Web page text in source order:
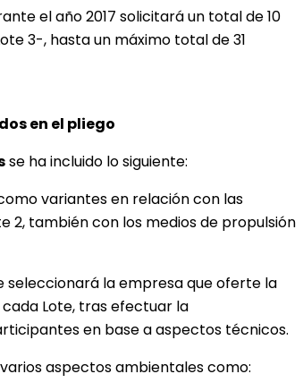
el año 2017 solicitará un total de 10
3-, hasta un máximo total de 31
en el pliego
se ha incluido lo siguiente:
variantes en relación con las
2, también con los medios de propulsión
seleccionará la empresa que oferte la
Lote, tras efectuar la
en base a aspectos técnicos.
aspectos ambientales como: